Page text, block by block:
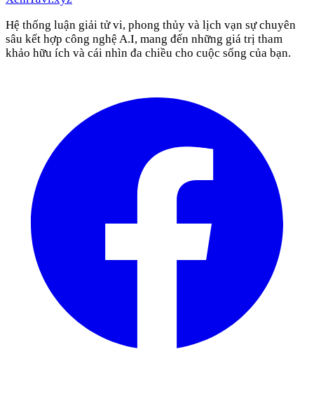
Hệ thống luận giải tử vi, phong thủy và lịch vạn sự chuyên
sâu kết hợp công nghệ A.I, mang đến những giá trị tham
khảo hữu ích và cái nhìn đa chiều cho cuộc sống của bạn.